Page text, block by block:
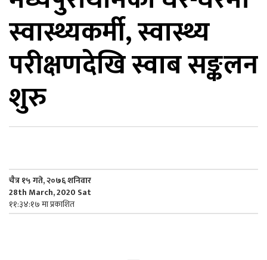
स्वास्थ्यकर्मी, स्वास्थ्य
परीक्षणदेखि स्वाब सङ्कलन
शुरु
चैत्र १५ गते, २०७६ शनिवार
28th March, 2020 Sat
११:३४:१७ मा प्रकाशित